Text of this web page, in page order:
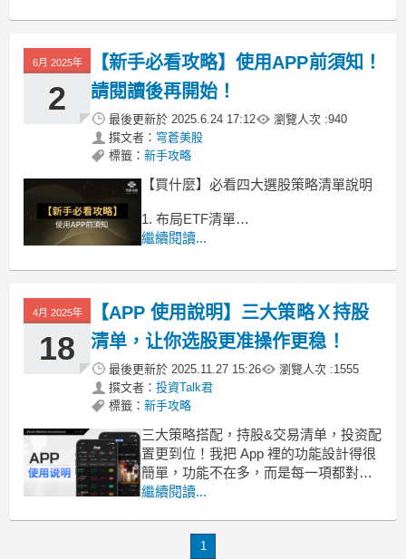
APP，掌握「什麼時候該進場？該買什
麼？該賣了嗎？」這些關鍵問題。
打開穹蒼美股APP，你會看到幾個
6月 2025年
2
【新手必看攻略】使用APP前須知！
請閱讀後再開始！
最後更新於 2025.6.24 17:12 瀏覽人次 :940
撰文者： 穹蒼美股
標籤： 新手攻略
【買什麼】必看四大選股策略清單說明
1. 布局ETF清單
幫你篩選出年化績效強於大盤，且處於
局？就從這個清單輕鬆下手！
2. 調節ETF清單
繼續閱讀...
4月 2025年
18
【APP 使用說明】三大策略Ｘ持股
清单，让你选股更准操作更稳！
最後更新於 2025.11.27 15:26 瀏覽人次 :1555
撰文者： 投資Talk君
標籤： 新手攻略
三大策略搭配，持股&交易清单，投资配
置更到位！我把 App 裡的功能設計得很
簡單，功能不在多，而是每一項都對
「投資邏輯建立」有實際幫助。以下是
策略。 市場情緒與總經數據｜一眼看出
繼續閱讀...
1